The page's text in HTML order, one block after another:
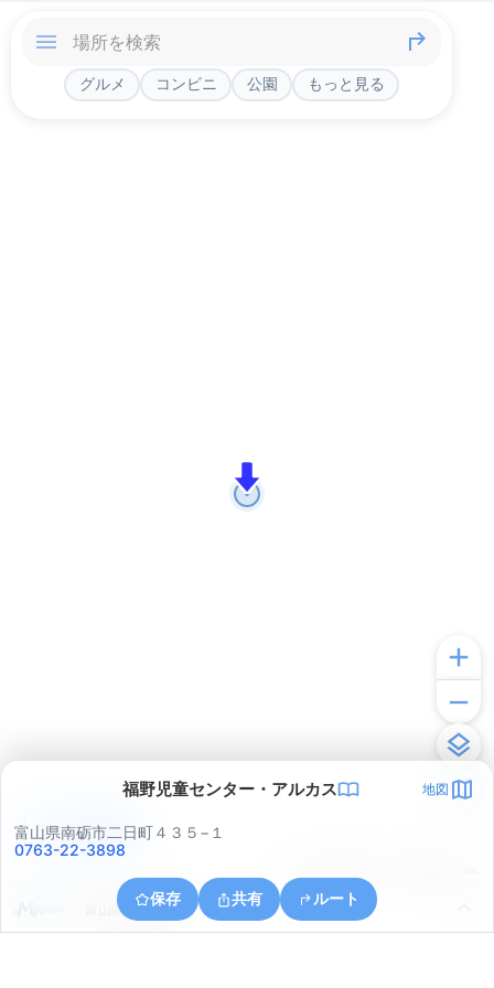
グルメ コンビニ 公園 もっと見る
福野児童センター・アルカス 地図
富山県南砺市二日町４３５−１
0763-22-3898
保存 共有 ルート
富山県南砺市岩木
アプリで見る